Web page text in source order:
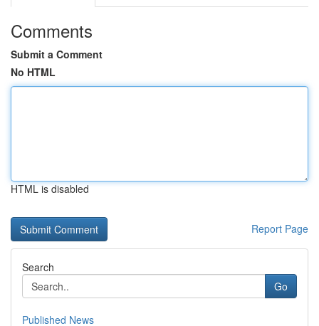
Comments
Submit a Comment
No HTML
HTML is disabled
Report Page
Search
Go
Published News